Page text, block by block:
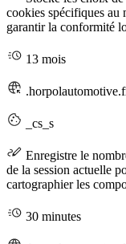
cookies spécifiques au
garantir la conformité
13 mois
_cs_s
Enregistre le
de la session actuelle
cartographier les
30 minutes